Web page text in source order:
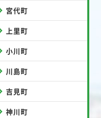
宮代町
上里町
小川町
川島町
吉見町
神川町